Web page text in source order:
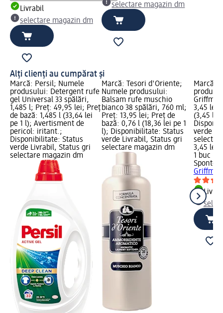
Livrabil
selectare magazin dm
selectare magazin dm
Alți clienți au cumpărat și
Marcă: Persil; Numele
produsului: Detergent rufe
gel Universal 33 spălări,
1,485 l; Preț: 49,95 lei; Preț
de bază: 1,485 l (33,64 lei
pe 1 l); Avertisment de
pericol: iritant.;
Disponibilitate: Status
verde Livrabil, Status gri
selectare magazin dm
Marcă: Tesori d'Oriente;
Numele produsului:
Balsam rufe muschio
bianco 38 spălări, 760 ml;
Preț: 13,95 lei; Preț de
bază: 0,76 l (18,36 lei pe 1
l); Disponibilitate: Status
verde Livrabil, Status gri
selectare magazin dm
Marcă:
3,45 lei;
(3,45 lei
verde
3,45 lei
1 buc
Spontex